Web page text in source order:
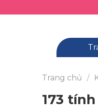
Trang chủ /
173